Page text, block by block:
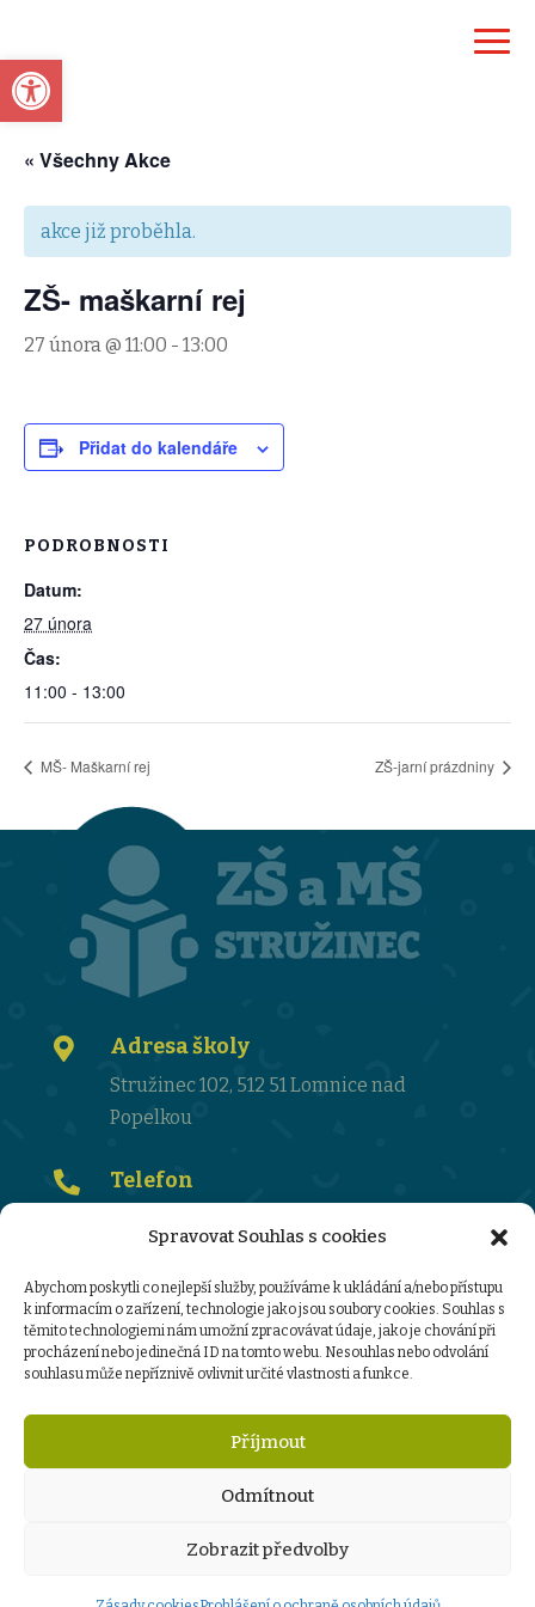
Open toolbar
Spravovat Souhlas s cookies
Abychom poskytli co nejlepší služby, používáme k ukládání a/nebo přístupu
k informacím o zařízení, technologie jako jsou soubory cookies. Souhlas s
těmito technologiemi nám umožní zpracovávat údaje, jako je chování při
procházení nebo jedinečná ID na tomto webu. Nesouhlas nebo odvolání
souhlasu může nepříznivě ovlivnit určité vlastnosti a funkce.
Příjmout
Odmítnout
Zobrazit předvolby
« Všechny Akce
akce již proběhla.
ZŠ- maškarní rej
27 února @ 11:00 - 13:00
Přidat do kalendáře
PODROBNOSTI
Datum:
27 února
Čas:
11:00 - 13:00
MŠ- Maškarní rej ZŠ-jarní prázdniny
 Adresa školy
Stružinec 102, 512 51 Lomnice nad
Popelkou
 Telefon
 Email
ktehnikova@zsms-struzinec.cz
Ochrana osobních údajů :
informace o zpracování osobních údajů
sazebník úhrad za poskytování informací